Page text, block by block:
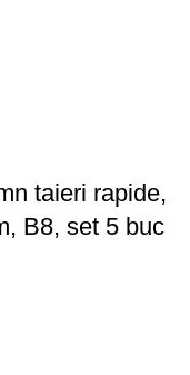
taieri rapide,
B8, set 5 buc